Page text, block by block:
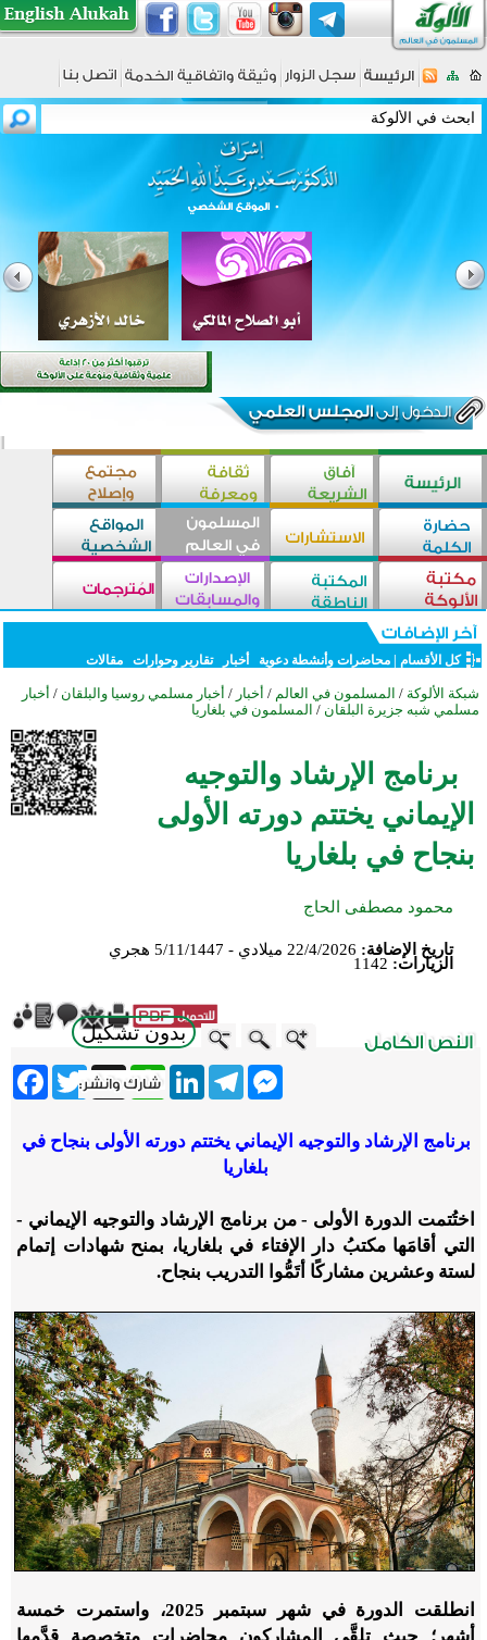
كل الأقسام |محاضرات وأنشطة دعوية أخبار تقارير وحوارات مقالات
شبكة الألوكة / المسلمون في العالم / أخبار / أخبار مسلمي روسيا والبلقان / أخبار
مسلمي شبه جزيرة البلقان / المسلمون في بلغاريا
برنامج الإرشاد والتوجيه
الإيماني يختتم دورته الأولى
بنجاح في بلغاريا
محمود مصطفى الحاج
تاريخ الإضافة: 22/4/2026 ميلادي - 5/11/1447 هجري
الزيارات: 1142
بدون تشكيل
Twitter X
WhatsApp
LinkedInTelegram
Messenger
برنامج الإرشاد والتوجيه الإيماني يختتم دورته الأولى بنجاح في
بلغاريا
اختُتمت الدورة الأولى - من برنامج الإرشاد والتوجيه الإيماني -
التي أقامَها مكتبُ دار الإفتاء في بلغاريا، بمنح شهادات إتمام
لستة وعشرين مشاركًا أتَمُّوا التدريب بنجاح.
انطلقت الدورة في شهر سبتمبر 2025، واستمرت خمسة